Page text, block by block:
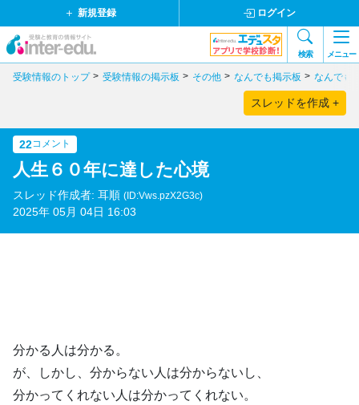
新規登録 ログイン
検索 メニュー
受験情報のトップ 受験情報の掲示板 その他 なんでも掲示板 なんでも
スレッドを作成 +
22コメント
人生６０年に達した心境
スレッド作成者: 耳順 (ID:Vws.pzX2G3c)
2025年 05月 04日 16:03
分かる人は分かる。
が、しかし、分からない人は分からないし、
分かってくれない人は分かってくれない。